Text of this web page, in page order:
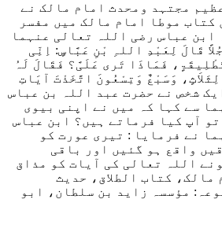
مجتہد ومحدث امام مالک نے
کتاب موطا امام مالک میں مفسر
ابن عباس رضی اللہ تعالی عنہما
قَالَ لِعَبْدِ اللہِ بْنِ عَبَّاسٍ: اِنِّی
فَمَاذَا تَری عَلَیَّ؟ فَقَالَ لَہُ
وَسَبْعٌ وَتِسْعُونَ اتَّخَذْتَ آیَاتِ
شخص نے حضرت عبد اللہ بن عباس
سے کہا کہ میں نے اپنی بیوی
تو آپ کیا فرماتے ہیں؟ ابن عباس
نے فرمایا : تیری عورت کو
واقع ہو گئیں اور باقی
اللہ تعالی کی آیات کو مذاق
مالک، کتاب الطلاق، حدیث
4/789، مطبوعہ: مؤسسہ زاید بن سلطان، ابو